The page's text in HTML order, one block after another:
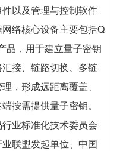
以及管理与控制软件
络核心设备主要包括Q
品，用于建立量子密钥
接、链路切换、多链
，形成远距离覆盖、
按需提供量子密钥。
业标准化技术委员会
联盟发起单位、中国